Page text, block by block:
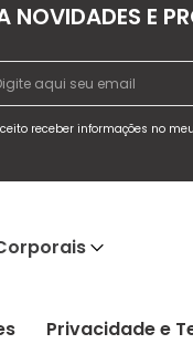
NOVIDADES E
receber informações no
Privacidade e